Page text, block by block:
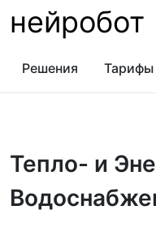
нейробот
Решения Тарифы
Тепло- и